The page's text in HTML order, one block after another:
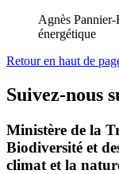
Agnès
énergétique
Retour en haut de
Suivez-nous
Ministère de la
Biodiversité et
climat et la